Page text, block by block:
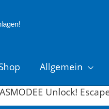
Allgemein
ASMODEE Unlock!